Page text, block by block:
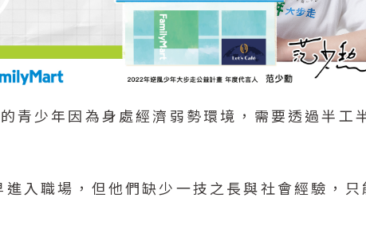
青少年因為身處經濟弱勢環境，需要透過半工
入職場，但他們缺少一技之長與社會經驗，只